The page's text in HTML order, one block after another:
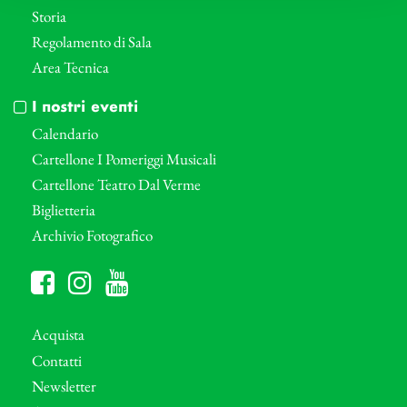
Storia
Regolamento di Sala
Area Tecnica
I nostri eventi
Calendario
Cartellone I Pomeriggi Musicali
Cartellone Teatro Dal Verme
Biglietteria
Archivio Fotografico
Acquista
Contatti
Newsletter